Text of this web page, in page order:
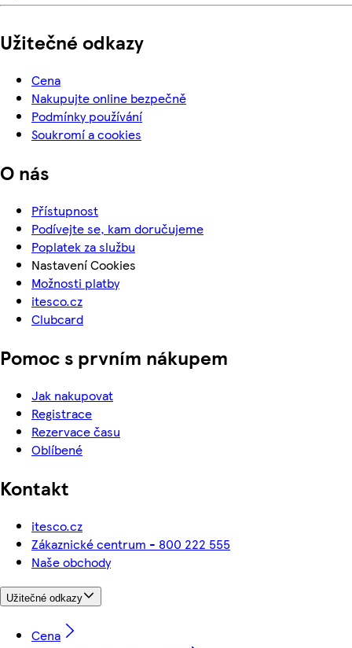
Užitečné odkazy
Cena
Nakupujte online bezpečně
Podmínky používání
Soukromí a cookies
O nás
Přístupnost
Podívejte se, kam doručujeme
Poplatek za službu
Nastavení Cookies
Možnosti platby
itesco.cz
Clubcard
Pomoc s prvním nákupem
Jak nakupovat
Registrace
Rezervace času
Oblíbené
Kontakt
itesco.cz
Zákaznické centrum - 800 222 555
Naše obchody
Užitečné odkazy
Cena